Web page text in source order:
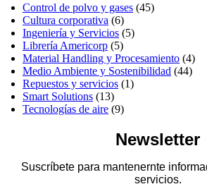
Control de polvo y gases (45)
Cultura corporativa (6)
Ingeniería y Servicios (5)
Librería Americorp (5)
Material Handling y Procesamiento (4)
Medio Ambiente y Sostenibilidad (44)
Repuestos y servicios (1)
Smart Solutions (13)
Tecnologías de aire (9)
Newsletter
Suscríbete para mantenernte
servicios.